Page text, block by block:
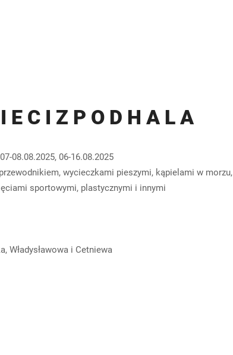
E C I Z P O D H A L A
08.08.2025, 06-16.08.2025
wycieczkami pieszymi, kąpielami w morzu,
sportowymi, plastycznymi i innymi
Władysławowa i Cetniewa